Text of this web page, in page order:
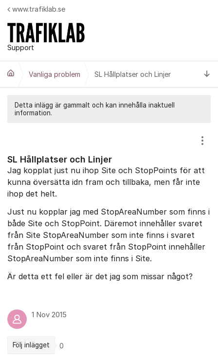
Hoppa till innehåll
Support
www.trafiklab.se
Vanliga problem SL Hållplatser och Linjer
Detta inlägg är gammalt och kan innehålla inaktuell
information.
SL Hållplatser och Linjer
Jag kopplat just nu ihop Site och StopPoints för att
kunna översätta idn fram och tillbaka, men får inte
ihop det helt.
Just nu kopplar jag med StopAreaNumber som finns i
både Site och StopPoint. Däremot innehåller svaret
från Site StopAreaNumber som inte finns i svaret
från StopPoint och svaret från StopPoint innehåller
StopAreaNumber som inte finns i Site.
Är detta ett fel eller är det jag som missar något?
1 Nov 2015
Följ inlägget 0